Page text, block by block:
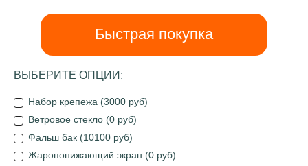
Быстрая покупка
ВЫБЕРИТЕ ОПЦИИ:
Набор крепежа (3000 руб)
Ветровое стекло (0 руб)
Фальш бак (10100 руб)
Жаропонижающий экран (0 руб)